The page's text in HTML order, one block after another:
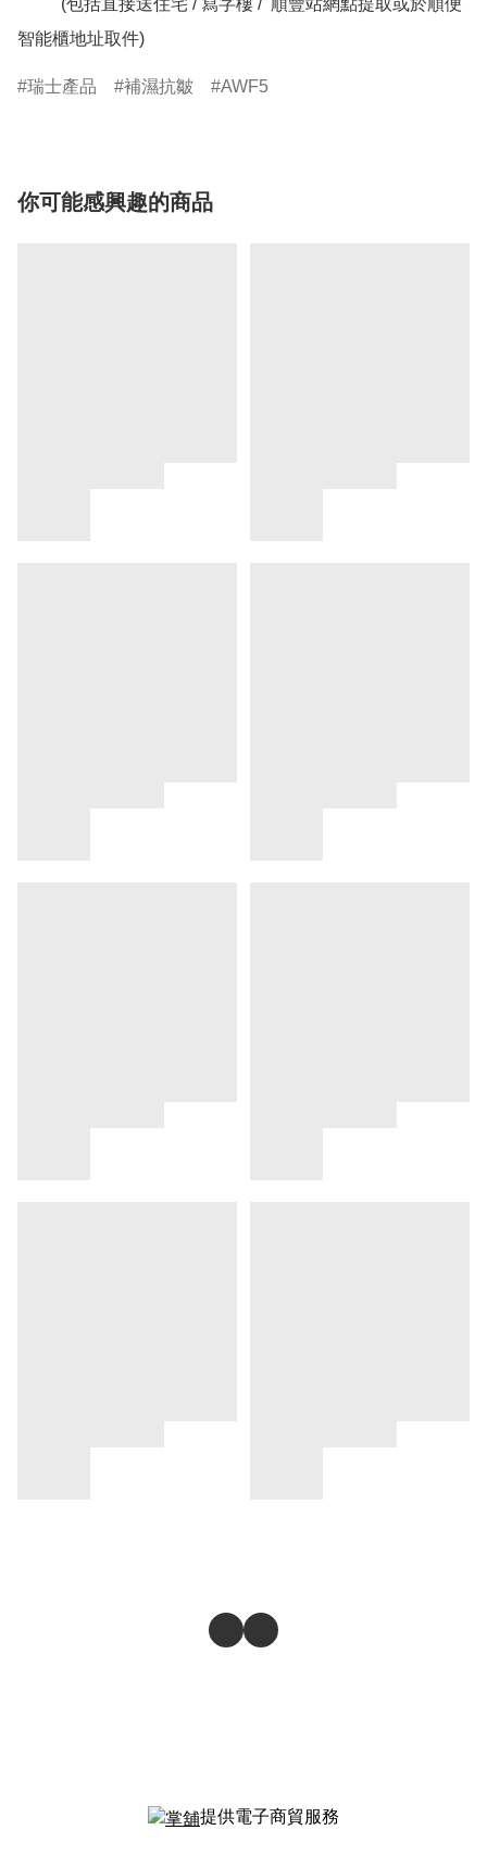
瑞士產品 補濕抗皺 AWF5
你可能感興趣的商品
提供電子商貿服務